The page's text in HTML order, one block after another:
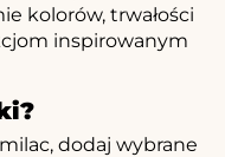
kolorów, trwałości
inspirowanym
dodaj wybrane